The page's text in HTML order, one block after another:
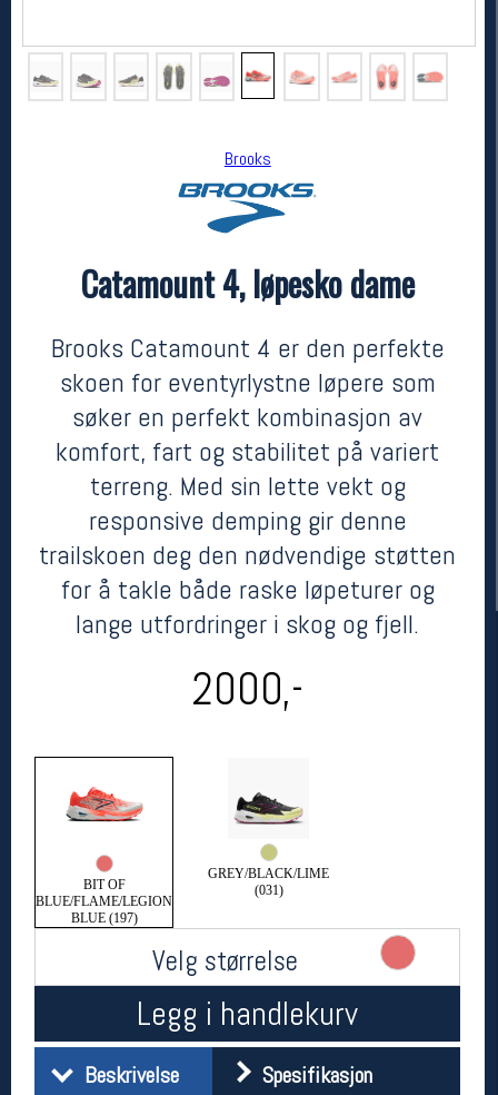
Brooks
Catamount 4, løpesko dame
Brooks Catamount 4 er den perfekte
skoen for eventyrlystne løpere som
søker en perfekt kombinasjon av
komfort, fart og stabilitet på variert
terreng. Med sin lette vekt og
responsive demping gir denne
trailskoen deg den nødvendige støtten
for å takle både raske løpeturer og
lange utfordringer i skog og fjell.
2000,-
BIT OF
BLUE/FLAME/LEGION
BLUE (197)
GREY/BLACK/LIME
(031)
Velg størrelse
Legg i handlekurv
Beskrivelse Spesifikasjon
Brooks
Catamount 4, løpesko dame
kr 2000
Torggata 20
0183 Oslo
(telefontid man-fredag klokken 10-13)
Vis i kart
Om oss
Kontakt oss
Åpningstider butikk